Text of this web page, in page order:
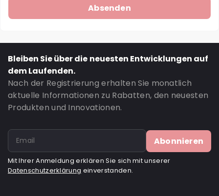
Bleiben Sie über die neuesten Entwicklungen auf
dem Laufenden.
Nach der Registrierung erhalten Sie monatlich
aktuelle Informationen zu Rabatten, den neuesten
Produkten und Innovationen.
Abonnieren
Mit Ihrer Anmeldung erklären Sie sich mit unserer
Datenschutzerklärung einverstanden.